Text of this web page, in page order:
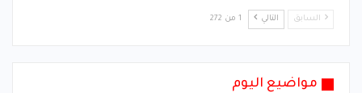
السابق التالي 1 من 272
مواضيع اليوم